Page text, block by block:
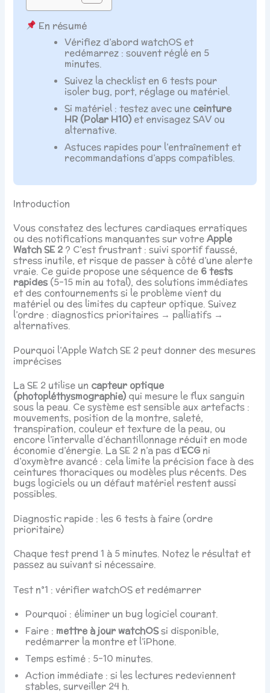
En résumé
Vérifiez d’abord watchOS et
redémarrez : souvent réglé en 5
minutes.
Suivez la checklist en 6 tests pour
isoler bug, port, réglage ou matériel.
Si matériel : testez avec une ceinture
HR (Polar H10)et envisagez SAV ou
alternative.
Astuces rapides pour l’entraînement et
recommandations d’apps compatibles.
Introduction
Vous constatez des lectures cardiaques erratiques
ou des notifications manquantes sur votreApple
Watch SE 2 ? C’est frustrant : suivi sportif faussé,
stress inutile, et risque de passer à côté d’une alerte
vraie. Ce guide propose une séquence de 6 tests
rapides (5–15 min au total), des solutions immédiates
et des contournements si le problème vient du
matériel ou des limites du capteur optique. Suivez
l’ordre : diagnostics prioritaires → palliatifs →
alternatives.
Pourquoi l’Apple Watch SE 2 peut donner des mesures
imprécises
La SE 2 utilise un capteur optique
(photopléthysmographie) qui mesure le flux sanguin
sous la peau. Ce système est sensible aux artefacts :
mouvements, position de la montre, saleté,
transpiration, couleur et texture de la peau, ou
encore l’intervalle d’échantillonnage réduit en mode
économie d’énergie. La SE 2 n’a pas d’ECG ni
d’oxymètre avancé : cela limite la précision face à des
ceintures thoraciques ou modèles plus récents. Des
bugs logiciels ou un défaut matériel restent aussi
possibles.
Diagnostic rapide : les 6 tests à faire (ordre
prioritaire)
Chaque test prend 1 à 5 minutes. Notez le résultat et
passez au suivant si nécessaire.
Test n°1 : vérifier watchOS et redémarrer
Pourquoi : éliminer un bug logiciel courant.
Faire : mettre à jour watchOSsi disponible,
redémarrer la montre et l’iPhone.
Temps estimé : 5–10 minutes.
Action immédiate : si les lectures redeviennent
stables, surveiller 24 h.